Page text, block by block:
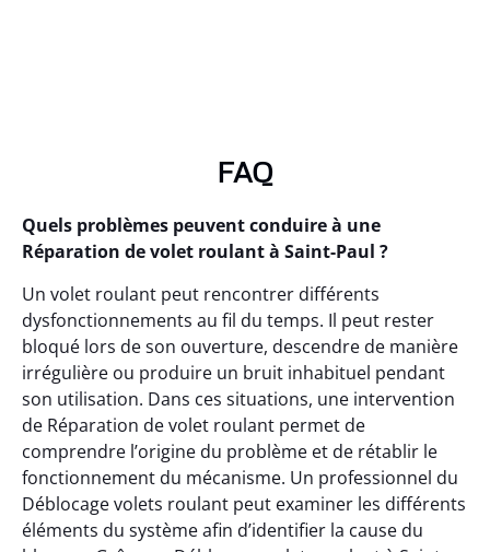
FAQ
Quels problèmes peuvent conduire à une
Réparation de volet roulant à Saint-Paul ?
Un volet roulant peut rencontrer différents
dysfonctionnements au fil du temps. Il peut rester
bloqué lors de son ouverture, descendre de manière
irrégulière ou produire un bruit inhabituel pendant
son utilisation. Dans ces situations, une intervention
de Réparation de volet roulant permet de
comprendre l’origine du problème et de rétablir le
fonctionnement du mécanisme. Un professionnel du
Déblocage volets roulant peut examiner les différents
éléments du système afin d’identifier la cause du